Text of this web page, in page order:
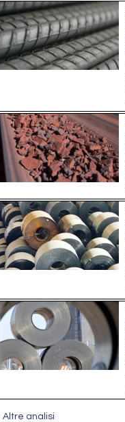
Altre analisi